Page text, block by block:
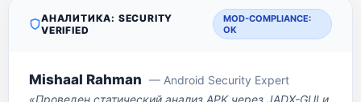
АНАЛИТИКА: SECURITY
VERIFIED
MOD-COMPLIANCE:
OK
Mishaal Rahman — Android Security Expert
«Проведен статический анализ APK через JADX-GUI и